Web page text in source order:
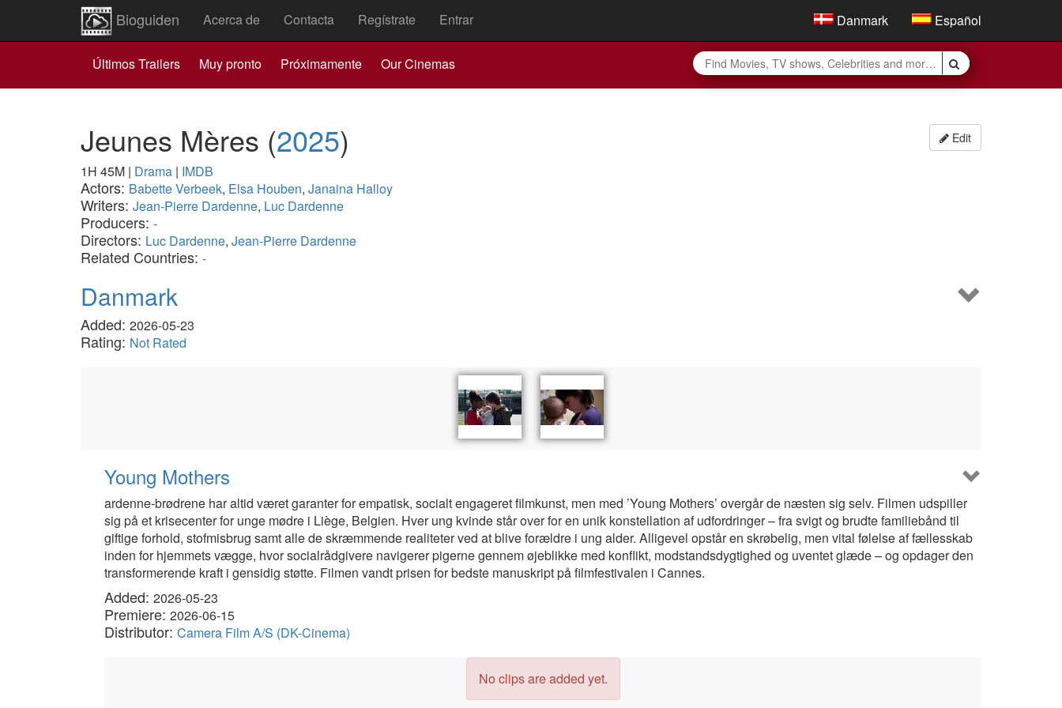
Bioguiden Acerca de Contacta Regístrate Entrar Danmark Español
Últimos Trailers Muy pronto Próximamente Our Cinemas
Edit
Jeunes Mères (2025)
1H 45M | Drama | IMDB
Actors: Babette Verbeek, Elsa Houben, Janaina Halloy
Writers: Jean-Pierre Dardenne, Luc Dardenne
Producers: -
Directors: Luc Dardenne, Jean-Pierre Dardenne
Related Countries: -
Danmark
Added: 2026-05-23
Rating: Not Rated
Young Mothers
ardenne-brødrene har altid været garanter for empatisk, socialt engageret filmkunst, men med ’Young Mothers’ overgår de næsten sig selv. Filmen udspiller
sig på et krisecenter for unge mødre i Liège, Belgien. Hver ung kvinde står over for en unik konstellation af udfordringer – fra svigt og brudte familiebånd til
giftige forhold, stofmisbrug samt alle de skræmmende realiteter ved at blive forældre i ung alder. Alligevel opstår en skrøbelig, men vital følelse af fællesskab
inden for hjemmets vægge, hvor socialrådgivere navigerer pigerne gennem øjeblikke med konflikt, modstandsdygtighed og uventet glæde – og opdager den
transformerende kraft i gensidig støtte. Filmen vandt prisen for bedste manuskript på filmfestivalen i Cannes.
Added: 2026-05-23
Premiere: 2026-06-15
Distributor: Camera Film A/S (DK-Cinema)
No clips are added yet.